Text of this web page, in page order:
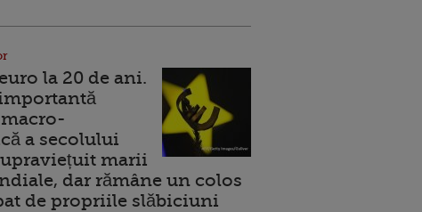
la 20 de ani.
a secolului
marii
dar rămâne un colos
de propriile slăbiciuni